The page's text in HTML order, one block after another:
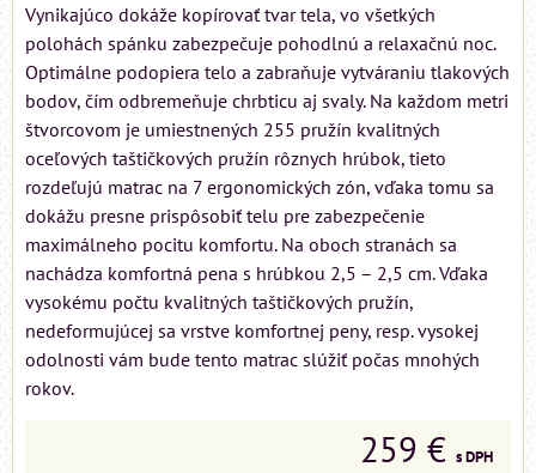
Vynikajúco dokáže kopírovať tvar tela, vo všetkých
polohách spánku zabezpečuje pohodlnú a relaxačnú noc.
Optimálne podopiera telo a zabraňuje vytváraniu tlakových
bodov, čím odbremeňuje chrbticu aj svaly. Na každom metri
štvorcovom je umiestnených 255 pružín kvalitných
oceľových taštičkových pružín rôznych hrúbok, tieto
rozdeľujú matrac na 7 ergonomických zón, vďaka tomu sa
dokážu presne prispôsobiť telu pre zabezpečenie
maximálneho pocitu komfortu. Na oboch stranách sa
nachádza komfortná pena s hrúbkou 2,5 – 2,5 cm. Vďaka
vysokému počtu kvalitných taštičkových pružín,
nedeformujúcej sa vrstve komfortnej peny, resp. vysokej
odolnosti vám bude tento matrac slúžiť počas mnohých
rokov.
259 € s DPH